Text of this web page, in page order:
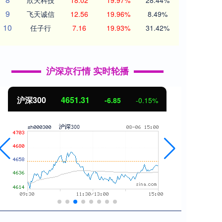
9 飞天诚信 12.56 19.96% 8.49%
10 任子行 7.16 19.93% 31.42%
沪深京行情 实时轮播
北证50 1122.88 3.42 0.30%